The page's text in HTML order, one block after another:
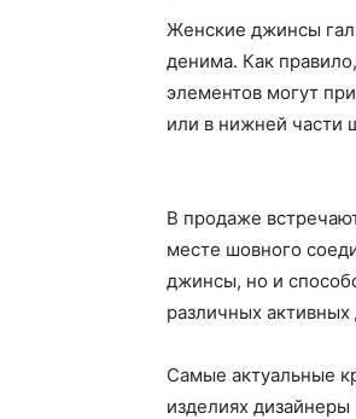
Женские джинсы
денима. Как
элементов могут
или в нижней части
В продаже
месте шовного
джинсы, но и
различных активных
Самые актуальные
изделиях